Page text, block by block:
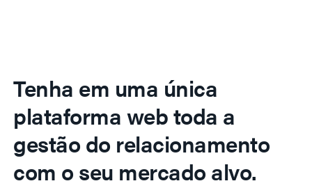
Tenha em uma única
plataforma web toda a
gestão do relacionamento
com o seu mercado alvo.